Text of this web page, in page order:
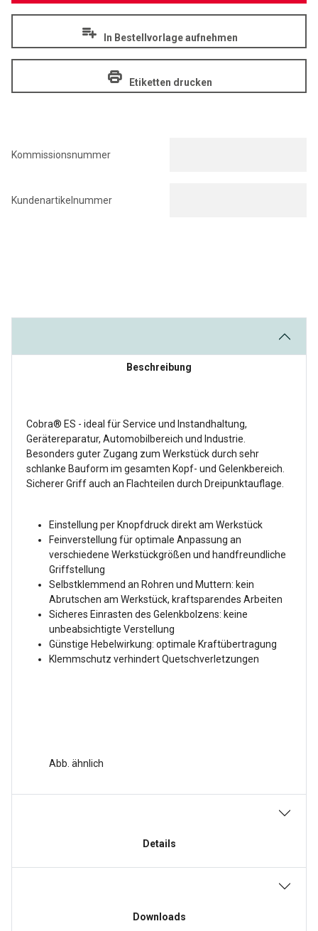
Kommissionsnummer
Kundenartikelnummer
In Bestellvorlage aufnehmen
Etiketten drucken
Beschreibung
Cobra® ES - ideal für Service und Instandhaltung,
Gerätereparatur, Automobilbereich und Industrie.
Besonders guter Zugang zum Werkstück durch sehr
schlanke Bauform im gesamten Kopf- und Gelenkbereich.
Sicherer Griff auch an Flachteilen durch Dreipunktauflage.
Einstellung per Knopfdruck direkt am Werkstück
Feinverstellung für optimale Anpassung an
verschiedene Werkstückgrößen und handfreundliche
Griffstellung
Selbstklemmend an Rohren und Muttern: kein
Abrutschen am Werkstück, kraftsparendes Arbeiten
Sicheres Einrasten des Gelenkbolzens: keine
unbeabsichtigte Verstellung
Günstige Hebelwirkung: optimale Kraftübertragung
Klemmschutz verhindert Quetschverletzungen
Abb. ähnlich
Details
Downloads